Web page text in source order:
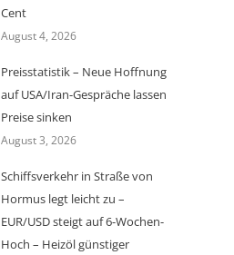
Cent
August 4, 2026
Preisstatistik – Neue Hoffnung
auf USA/Iran-Gespräche lassen
Preise sinken
August 3, 2026
Schiffsverkehr in Straße von
Hormus legt leicht zu –
EUR/USD steigt auf 6-Wochen-
Hoch – Heizöl günstiger